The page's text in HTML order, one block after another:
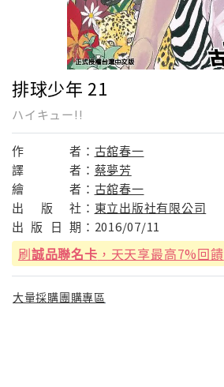
排球少年 21
ハイキュー!!
作 者： 古舘春一
譯
者： 蔡夢芳
繪
者： 古舘春一
出
版 社： 東立出版社有限公司
出 版 日 期： 2016/07/11
刷誠品聯名卡 ，天天享最高7%回饋
大量採購團購專區